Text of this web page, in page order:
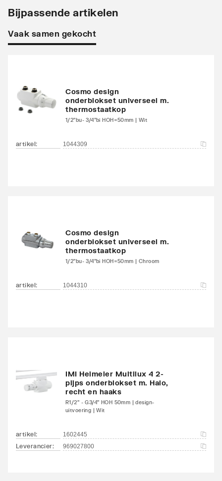
Warmteafgifte EN 442
20°C - 55/45
Warmteafgifte 20°C -
70/40
1348
laboratorium
Standaard kleur Ja
Met bovenbekleding Ja
Aantal standaard
aansluitingen
Bijpassende artikelen
Vaak samen gekocht
Cosmo design
onderblokset universeel m.
thermostaatkop
1/2"bu- 3/4"bi HOH=50mm | Wit
artikel: 1044309
Cosmo design
onderblokset universeel m.
thermostaatkop
1/2"bu- 3/4"bi HOH=50mm | Chroom
artikel: 1044310
IMI Heimeier Multilux 4 2-
pijps onderblokset m. Halo,
recht en haaks
R1/2" - G3/4" HOH 50mm | design-
uitvoering | Wit
artikel: 1602445
Leverancier: 969027800